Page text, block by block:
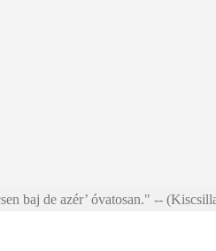
baj de azér’ óvatosan." --